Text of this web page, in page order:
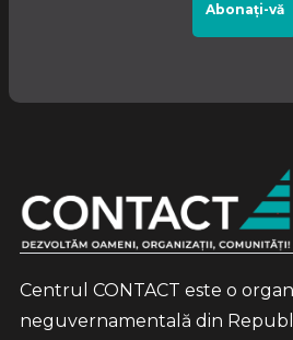
Abonați-vă
Centrul CONTACT este o
neguvernamentală din